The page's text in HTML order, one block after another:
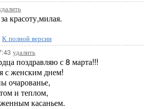
красоту,милая.
К полной версии
удалить
поздравляю с 8 марта!!!
с женским днем!
очарованье,
и теплом,
касаньем.